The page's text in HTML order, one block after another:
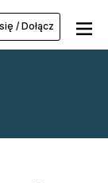
/ Dołącz